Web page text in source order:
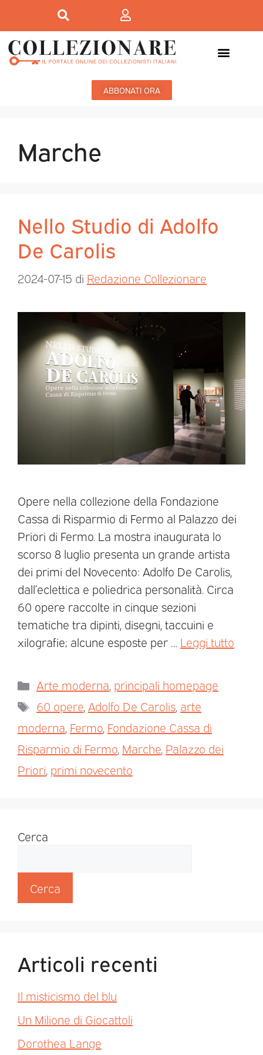
ABBONATI ORA
Marche
Nello Studio di Adolfo
De Carolis
2024-07-15 di Redazione Collezionare
Opere nella collezione della Fondazione
Cassa di Risparmio di Fermo al Palazzo dei
Priori di Fermo. La mostra inaugurata lo
scorso 8 luglio presenta un grande artista
dei primi del Novecento: Adolfo De Carolis,
dall’eclettica e poliedrica personalità. Circa
60 opere raccolte in cinque sezioni
tematiche tra dipinti, disegni, taccuini e
xilografie; alcune esposte per … Leggi tutto
Arte moderna principali homepage
60 opere Adolfo De Carolis arte
moderna Fermo Fondazione Cassa di
Risparmio di Fermo Marche Palazzo dei
Priori primi novecento
Cerca
Cerca
Articoli recenti
Il misticismo del blu
Un Milione di Giocattoli
Dorothea Lange